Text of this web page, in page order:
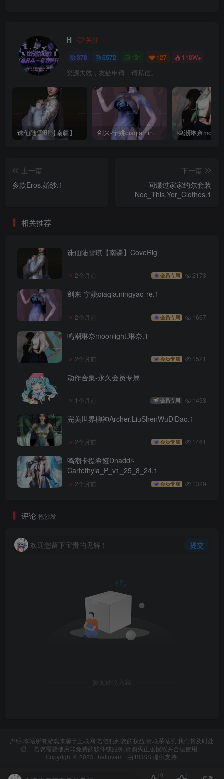
H 关注
378 6572 131 127 118W+
资源失效，友链申请，请私信。
诛仙陆雪琪【南疆】CoveRig 剑来-宁姚qiaqia.ningyao-re.1
上一篇
多款Eros.婚纱.1
下一篇
间谍过家家约尔套装
Noc_This.Yor_Clothes.1
相关推荐
诛仙陆雪琪【南疆】CoveRig
2个月前 会员专属 2173
剑来-宁姚qiaqia.ningyao-re.1
2个月前 会员专属 1667
鸣潮琳奈moonlight.琳奈.1
2个月前 会员专属 1521
动作合集-永久会员专属
1个月前 会员专属 1493
完美世界柳神Archer.LiuShenWuDiDao.1
2个月前 会员专属 1461
鸣潮卡提希娅Dnaddr-
Cartethyia_P_v1_25_8_24.1
2个月前 会员专属 1329
评论 抢沙发
欢迎您留下宝贵的见解！ 提交
暂无评论内容
声明:本站所有游戏来源于互联网!若侵犯到您的权益,请联系站长,我们将及时处
理。 若您需要使用非免费的软件或服务,请购买正版授权并合法使用。
Copyright © 2023 · hellovam · 由 BOSS 提供支持.
10 1